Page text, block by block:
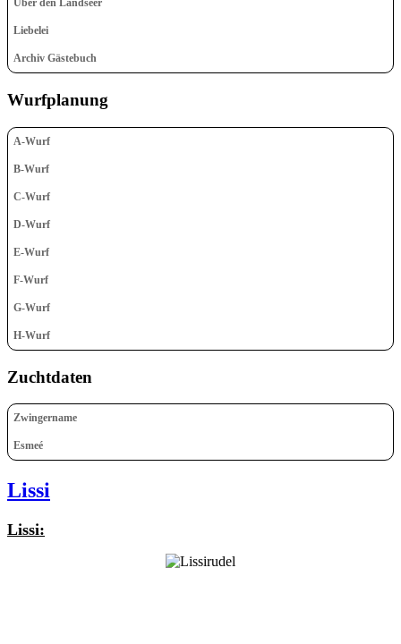
Über den Landseer
Liebelei
Archiv Gästebuch
Wurfplanung
A-Wurf
B-Wurf
C-Wurf
D-Wurf
E-Wurf
F-Wurf
G-Wurf
H-Wurf
Zuchtdaten
Zwingername
Esmeé
Lissi
Lissi: